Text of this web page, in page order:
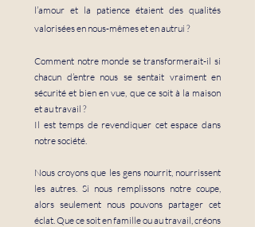
l’amour et la patience étaient des qualités
valorisées en nous-mêmes et en autrui ?
Comment notre monde se transformerait-il si
chacun d’entre nous se sentait vraiment en
sécurité et bien en vue, que ce soit à la maison
et au travail ?
Il est temps de revendiquer cet espace dans
notre société.
Nous croyons que les gens nourrit, nourrissent
les autres. Si nous remplissons notre coupe,
alors seulement nous pouvons partager cet
éclat. Que ce soit en famille ou au travail, créons